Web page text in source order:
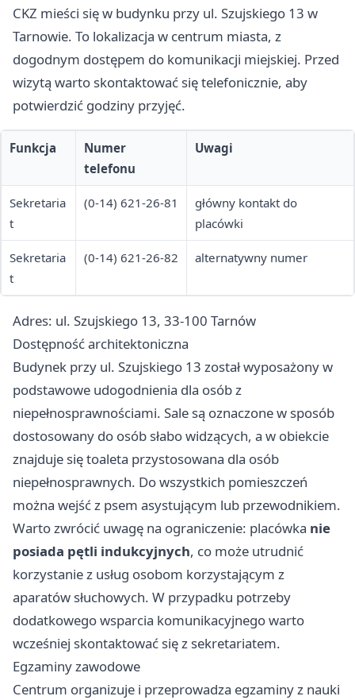
CKZ mieści się w budynku przy ul. Szujskiego 13 w
Tarnowie. To lokalizacja w centrum miasta, z
dogodnym dostępem do komunikacji miejskiej. Przed
wizytą warto skontaktować się telefonicznie, aby
potwierdzić godziny przyjęć.
Funkcja
Numer
telefonu
Uwagi
Sekretaria
t
(0-14) 621-26-81
główny kontakt do
placówki
Sekretaria
t
(0-14) 621-26-82 alternatywny numer
Adres: ul. Szujskiego 13, 33-100 Tarnów
Dostępność architektoniczna
Budynek przy ul. Szujskiego 13 został wyposażony w
podstawowe udogodnienia dla osób z
niepełnosprawnościami. Sale są oznaczone w sposób
dostosowany do osób słabo widzących, a w obiekcie
znajduje się toaleta przystosowana dla osób
niepełnosprawnych. Do wszystkich pomieszczeń
można wejść z psem asystującym lub przewodnikiem.
Warto zwrócić uwagę na ograniczenie: placówka nie
posiada pętli indukcyjnych, co może utrudnić
korzystanie z usług osobom korzystającym z
aparatów słuchowych. W przypadku potrzeby
dodatkowego wsparcia komunikacyjnego warto
wcześniej skontaktować się z sekretariatem.
Egzaminy zawodowe
Centrum organizuje i przeprowadza egzaminy z nauki